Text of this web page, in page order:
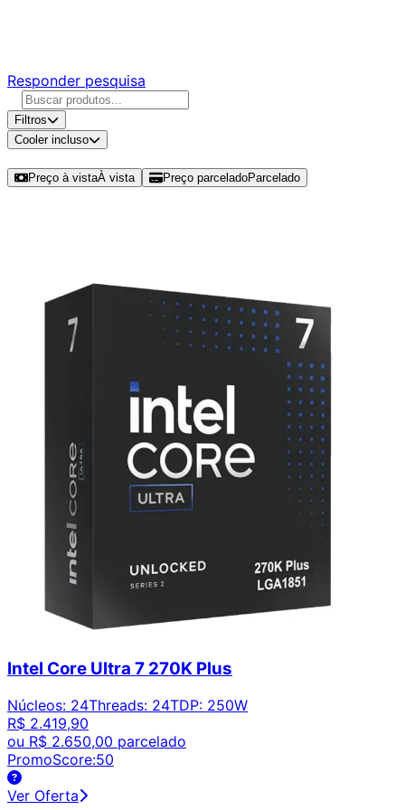
Responder pesquisa
Filtros
Cooler incluso
Preço à vistaÀ vista Preço parceladoParcelado
Intel Core Ultra 7 270K Plus
Núcleos: 24Threads: 24TDP: 250W
R$ 2.419,90
ou R$ 2.650,00 parcelado
PromoScore:50
Ver Oferta